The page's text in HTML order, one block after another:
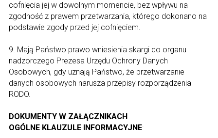
cofnięcia jej w dowolnym momencie, bez wpływu na
zgodność z prawem przetwarzania, którego dokonano na
podstawie zgody przed jej cofnięciem.
9. Mają Państwo prawo wniesienia skargi do organu
nadzorczego Prezesa Urzędu Ochrony Danych
Osobowych, gdy uznają Państwo, że przetwarzanie
danych osobowych narusza przepisy rozporządzenia
RODO.
DOKUMENTY W ZAŁĄCZNIKACH
OGÓLNE KLAUZULE INFORMACYJNE: